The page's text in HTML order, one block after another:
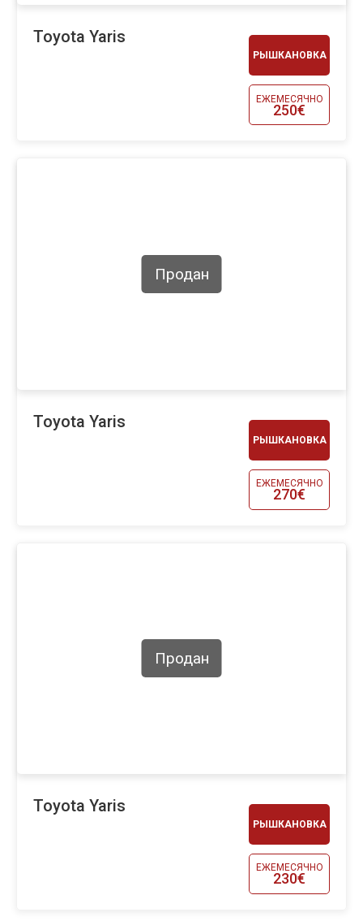
РЫШКАНОВКА
ЕЖЕМЕСЯЧНО
250€
Toyota Yaris
РЫШКАНОВКА
ЕЖЕМЕСЯЧНО
270€
Продан
Toyota Yaris
РЫШКАНОВКА
ЕЖЕМЕСЯЧНО
230€
Продан
Toyota Yaris